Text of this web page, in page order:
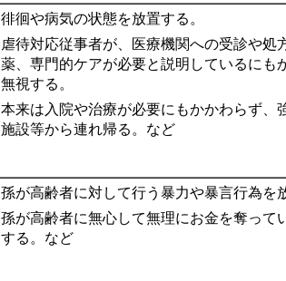
徘徊や病気の状態を放置する。
虐待対応従事者が、医療機関への受診や処
薬、専門的ケアが必要と説明しているにも
無視する。
本来は入院や治療が必要にもかかわらず、
施設等から連れ帰る。など
孫が高齢者に対して行う暴力や暴言行為を
孫が高齢者に無心して無理にお金を奪って
する。など